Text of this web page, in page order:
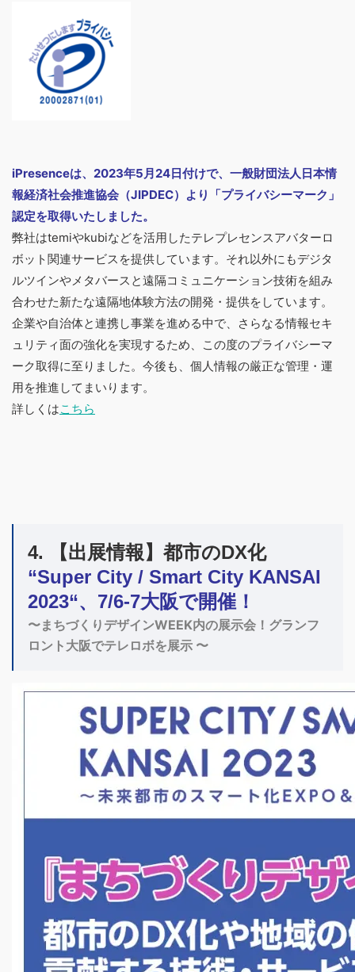
iPresenceは、 2023年5月24日付けで、一般財団法人日本情
報経済社会推進協会（JIPDEC）より「プライバシーマーク」
認定を取得いたしました。
弊社はtemiやkubiなどを活用したテレプレセンスアバターロ
ボット関連サービスを提供しています。それ以外にもデジタ
ルツインやメタバースと遠隔コミュニケーション技術を組み
合わせた新たな遠隔地体験方法の開発・提供をしています。
企業や自治体と連携し事業を進める中で、さらなる情報セキ
ュリティ面の強化を実現するため、この度のプライバシーマ
ーク取得に至りました。今後も、個人情報の厳正な管理・運
用を推進してまいります。
詳しくはこちら
4. 【出展情報】都市のDX化
“Super City / Smart City KANSAI
2023“、7/6-7大阪で開催！
〜まちづくりデザインWEEK内の展示会！グランフ
ロント大阪でテレロボを展示 〜